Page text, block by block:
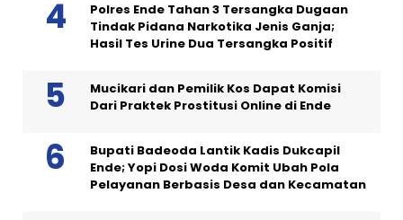
Polres Ende Tahan 3 Tersangka Dugaan
Tindak Pidana Narkotika Jenis Ganja;
Hasil Tes Urine Dua Tersangka Positif
Mucikari dan Pemilik Kos Dapat Komisi
Dari Praktek Prostitusi Online di Ende
Bupati Badeoda Lantik Kadis Dukcapil
Ende; Yopi Dosi Woda Komit Ubah Pola
Pelayanan Berbasis Desa dan Kecamatan